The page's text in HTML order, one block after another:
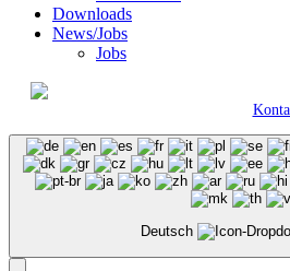
Downloads
News/Jobs
Jobs
Deutsch